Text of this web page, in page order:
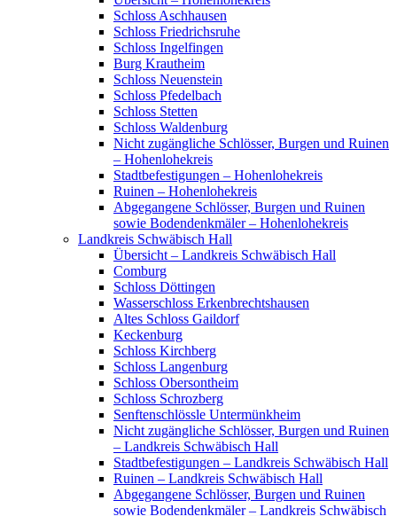
Schloss Aschhausen
Schloss Friedrichsruhe
Schloss Ingelfingen
Burg Krautheim
Schloss Neuenstein
Schloss Pfedelbach
Schloss Stetten
Schloss Waldenburg
Nicht zugängliche Schlösser, Burgen und Ruinen
– Hohenlohekreis
Stadtbefestigungen – Hohenlohekreis
Ruinen – Hohenlohekreis
Abgegangene Schlösser, Burgen und Ruinen
sowie Bodendenkmäler – Hohenlohekreis
Landkreis Schwäbisch Hall
Übersicht – Landkreis Schwäbisch Hall
Comburg
Schloss Döttingen
Wasserschloss Erkenbrechtshausen
Altes Schloss Gaildorf
Keckenburg
Schloss Kirchberg
Schloss Langenburg
Schloss Obersontheim
Schloss Schrozberg
Senftenschlössle Untermünkheim
Nicht zugängliche Schlösser, Burgen und Ruinen
– Landkreis Schwäbisch Hall
Stadtbefestigungen – Landkreis Schwäbisch Hall
Ruinen – Landkreis Schwäbisch Hall
Abgegangene Schlösser, Burgen und Ruinen
sowie Bodendenkmäler – Landkreis Schwäbisch